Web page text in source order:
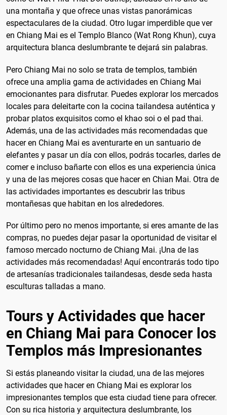
una montaña y que ofrece unas vistas panorámicas
espectaculares de la ciudad. Otro lugar imperdible que ver
en Chiang Mai es el Templo Blanco (Wat Rong Khun), cuya
arquitectura blanca deslumbrante te dejará sin palabras.
Pero Chiang Mai no solo se trata de templos, también
ofrece una amplia gama de actividades en Chiang Mai
emocionantes para disfrutar. Puedes explorar los mercados
locales para deleitarte con la cocina tailandesa auténtica y
probar platos exquisitos como el khao soi o el pad thai.
Además, una de las actividades más recomendadas que
hacer en Chiang Mai es aventurarte en un santuario de
elefantes y pasar un día con ellos, podrás tocarles, darles de
comer e incluso bañarte con ellos es una experiencia única
y una de las mejores cosas que hacer en Chian Mai. Otra de
las actividades importantes es descubrir las tribus
montañesas que habitan en los alrededores.
Por último pero no menos importante, si eres amante de las
compras, no puedes dejar pasar la oportunidad de visitar el
famoso mercado nocturno de Chiang Mai. ¡Una de las
actividades más recomendadas! Aquí encontrarás todo tipo
de artesanías tradicionales tailandesas, desde seda hasta
esculturas talladas a mano.
Tours y Actividades que hacer
en Chiang Mai para Conocer los
Templos más Impresionantes
Si estás planeando visitar la ciudad, una de las mejores
actividades que hacer en Chiang Mai es explorar los
impresionantes templos que esta ciudad tiene para ofrecer.
Con su rica historia y arquitectura deslumbrante, los